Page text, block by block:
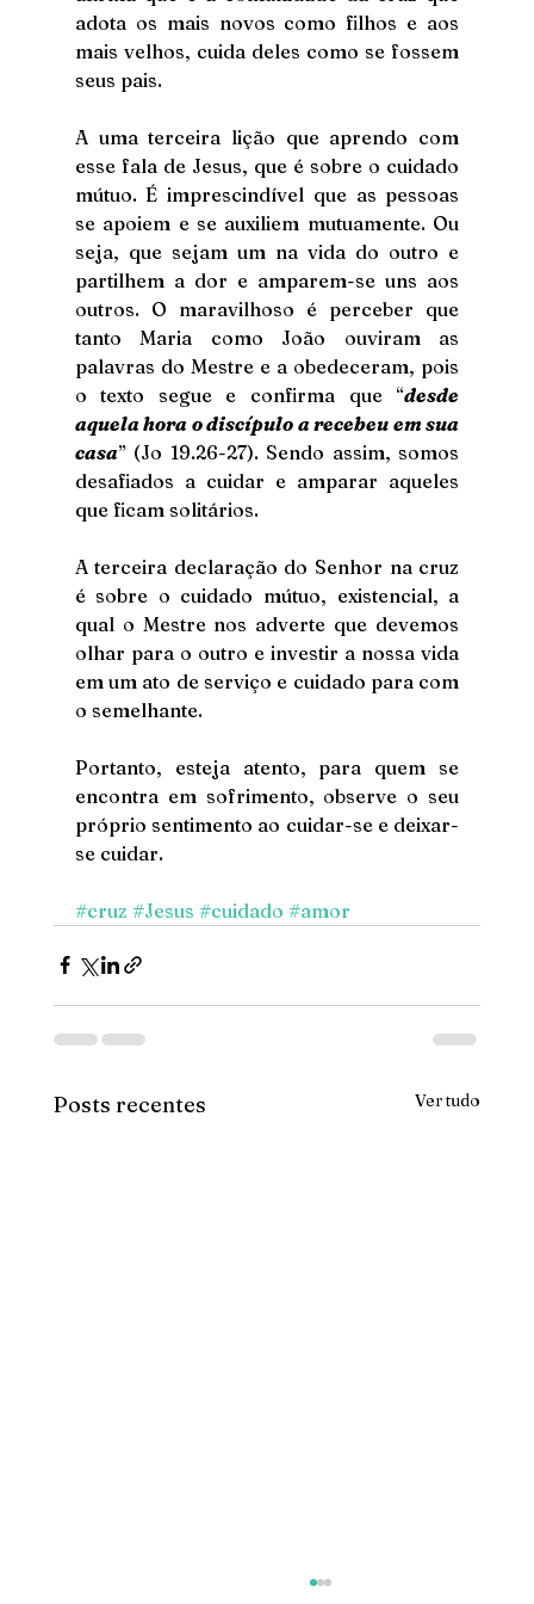
adota os mais novos como filhos e aos
mais velhos, cuida deles como se fossem
seus pais.
A uma terceira lição que aprendo com
esse fala de Jesus, que é sobre o cuidado
mútuo. É imprescindível que as pessoas
se apoiem e se auxiliem mutuamente. Ou
seja, que sejam um na vida do outro e
partilhem a dor e amparem-se uns aos
outros. O maravilhoso é perceber que
tanto Maria como João ouviram as
palavras do Mestre e a obedeceram, pois
o texto segue e confirma que “desde
aquela hora o discípulo a recebeu em sua
casa” (Jo 19.26-27). Sendo assim, somos
desafiados a cuidar e amparar aqueles
que ficam solitários.
A terceira declaração do Senhor na cruz
é sobre o cuidado mútuo, existencial, a
qual o Mestre nos adverte que devemos
olhar para o outro e investir a nossa vida
em um ato de serviço e cuidado para com
o semelhante.
Portanto, esteja atento, para quem se
encontra em sofrimento, observe o seu
próprio sentimento ao cuidar-se e deixar-
se cuidar.
#cruz #Jesus #cuidado #amor
Posts recentes Ver tudo